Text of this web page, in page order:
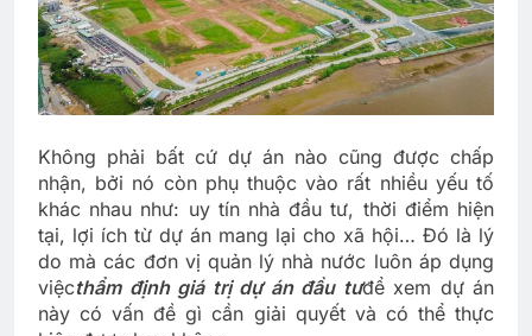
Không phải bất cứ dự án nào cũng được chấp
nhận, bởi nó còn phụ thuộc vào rất nhiều yếu tố
khác nhau như: uy tín nhà đầu tư, thời điểm hiện
tại, lợi ích từ dự án mang lại cho xã hội… Đó là lý
do mà các đơn vị quản lý nhà nước luôn áp dụng
việcthẩm định giá trị dự án đầu tưđể xem dự án
này có vấn đề gì cần giải quyết và có thể thực